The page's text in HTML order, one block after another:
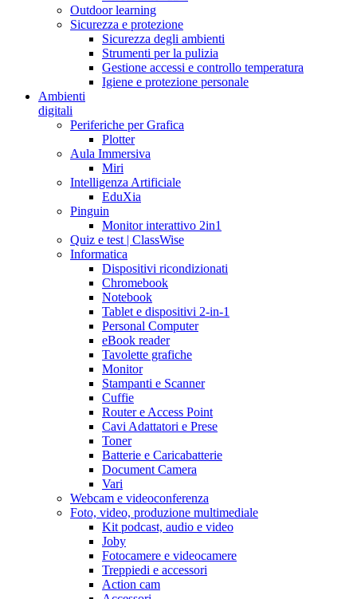
Outdoor learning
Sicurezza e protezione
Sicurezza degli ambienti
Strumenti per la pulizia
Gestione accessi e controllo temperatura
Igiene e protezione personale
Ambienti
digitali
Periferiche per Grafica
Plotter
Aula Immersiva
Miri
Intelligenza Artificiale
EduXia
Pinguin
Monitor interattivo 2in1
Quiz e test | ClassWise
Informatica
Dispositivi ricondizionati
Chromebook
Notebook
Tablet e dispositivi 2-in-1
Personal Computer
eBook reader
Tavolette grafiche
Monitor
Stampanti e Scanner
Cuffie
Router e Access Point
Cavi Adattatori e Prese
Toner
Batterie e Caricabatterie
Document Camera
Vari
Webcam e videoconferenza
Foto, video, produzione multimediale
Kit podcast, audio e video
Joby
Fotocamere e videocamere
Treppiedi e accessori
Action cam